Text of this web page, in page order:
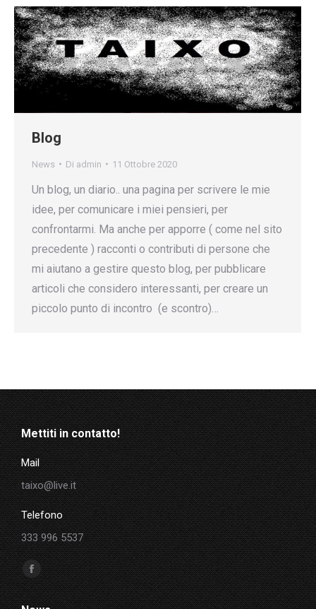
Blog
News Di admin 11 Ottobre 2020
Un blog, un diario.. una pagina per scrivere le mie
idee, per comunicare i miei pensieri, per
confrontarmi. Ma anche per apporre ( come nel sito
precedente ) racconti o contributi di persone che
mi aiutano a gestire questo blog, per pubblicare
articoli che considero interessanti, per creare un
piccolo punto di incontro (e scontro)…
Mettiti in contatto!
Mail
taixo@live.it
Telefono
333 996 5537
Ci puoi trovare su:
Facebook
page